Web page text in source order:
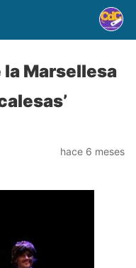
la Marsellesa
hace 6 meses